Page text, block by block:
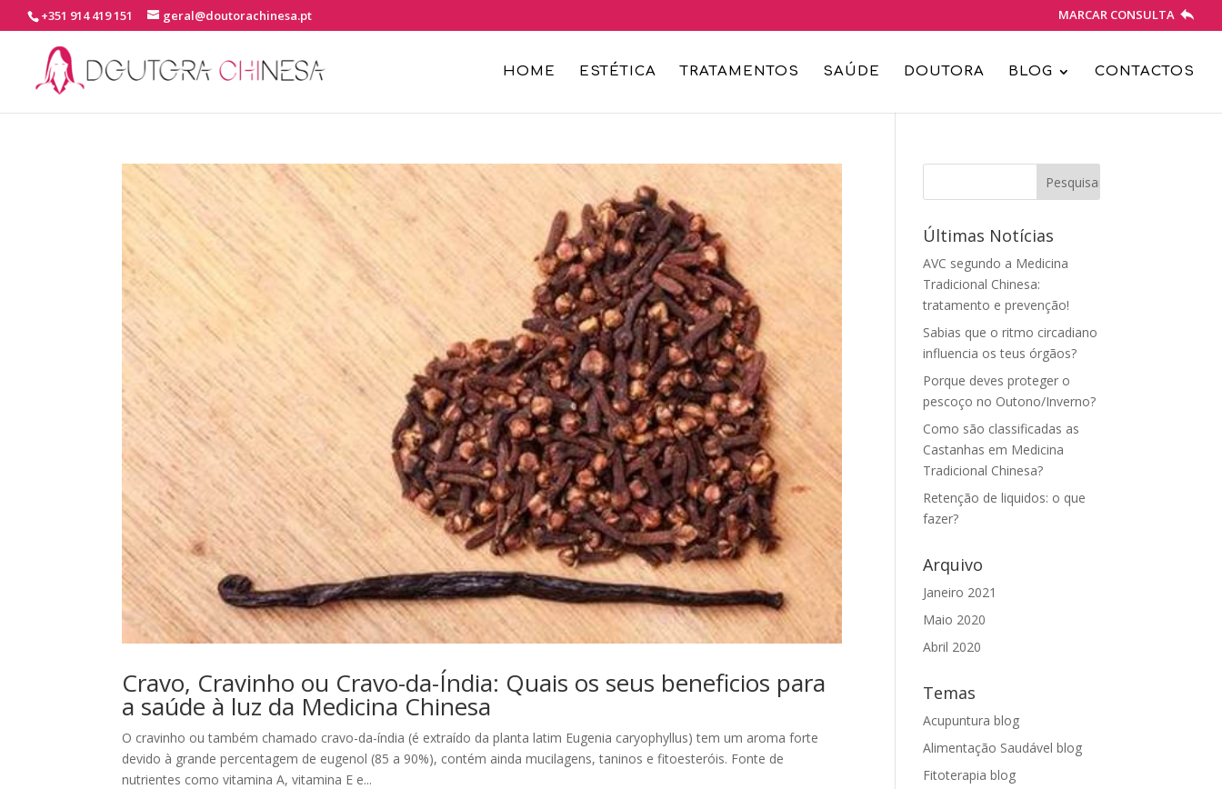
+351 914 419 151 geral@doutorachinesa.pt MARCAR CONSULTA
HOME ESTÉTICA TRATAMENTOS SAÚDE DOUTORA BLOG CONTACTOS
Cravo, Cravinho ou Cravo-da-Índia: Quais os seus beneficios para
a saúde à luz da Medicina Chinesa
O cravinho ou também chamado cravo-da-índia (é extraído da planta latim Eugenia caryophyllus) tem um aroma forte
devido à grande percentagem de eugenol (85 a 90%), contém ainda mucilagens, taninos e fitoesteróis. Fonte de
nutrientes como vitamina A, vitamina E e...
Últimas Notícias
AVC segundo a Medicina
Tradicional Chinesa:
tratamento e prevenção!
Sabias que o ritmo circadiano
influencia os teus órgãos?
Porque deves proteger o
pescoço no Outono/Inverno?
Como são classificadas as
Castanhas em Medicina
Tradicional Chinesa?
Retenção de liquidos: o que
fazer?
Arquivo
Janeiro 2021
Maio 2020
Abril 2020
Temas
Acupuntura blog
Alimentação Saudável blog
Fitoterapia blog